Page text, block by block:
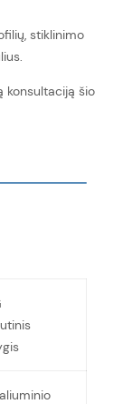
stiklinimo
konsultaciją šio